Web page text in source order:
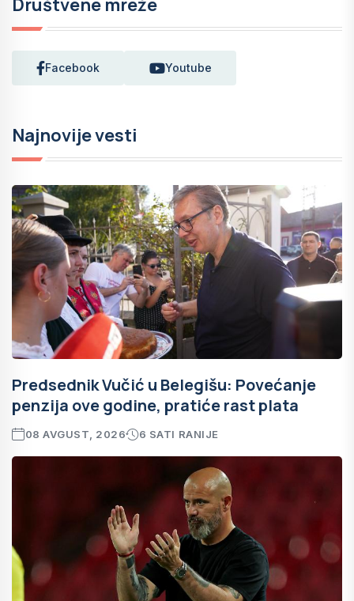
Facebook Youtube
Najnovije vesti
Predsednik Vučić u Belegišu: Povećanje
penzija ove godine, pratiće rast plata
08 AVGUST, 2026 6 SATI RANIJE